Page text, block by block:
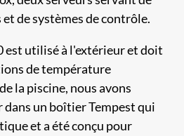
de systèmes de contrôle.
est utilisé à l'extérieur et doit
de température
la piscine, nous avons
un boîtier Tempest qui
et a été conçu pour